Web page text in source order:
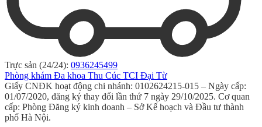
Trực sản (24/24): 0936245499
Phòng khám Đa khoa Thu Cúc TCI Đại Từ
Giấy CNĐK hoạt động chi nhánh: 0102624215-015 – Ngày cấp:
01/07/2020, đăng ký thay đổi lần thứ 7 ngày 29/10/2025. Cơ quan
cấp: Phòng Đăng ký kinh doanh – Sở Kế hoạch và Đầu tư thành
phố Hà Nội.